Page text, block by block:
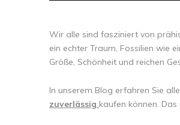
Wir alle sind fasziniert von
ein echter Traum, Fossilien wie
Größe, Schönheit und reichen
In unserem Blog erfahren Sie
zuverlässig kaufen können.